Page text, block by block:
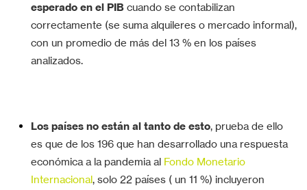
esperado en el PIB cuando se contabilizan
correctamente (se suma alquileres o mercado informal),
con un promedio de más del 13 % en los países
analizados.
Los países no están al tanto de esto, prueba de ello
es que de los 196 que han desarrollado una respuesta
económica a la pandemia al Fondo Monetario
Internacional, solo 22 países ( un 11 %) incluyeron